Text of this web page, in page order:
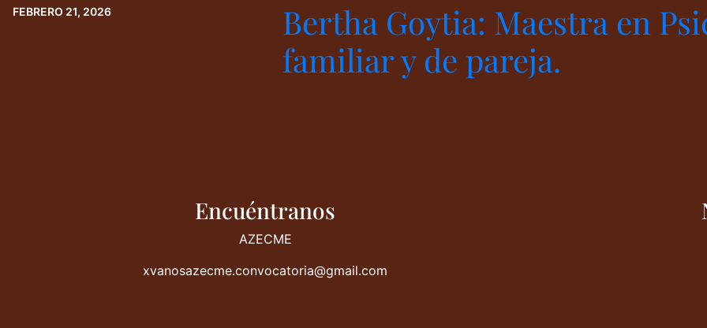
FEBRERO 21, 2026
Bertha Goytia: Maestra en
familiar y de pareja.
Encuéntranos
AZECME
xvanosazecme.convocatoria@gmail.com